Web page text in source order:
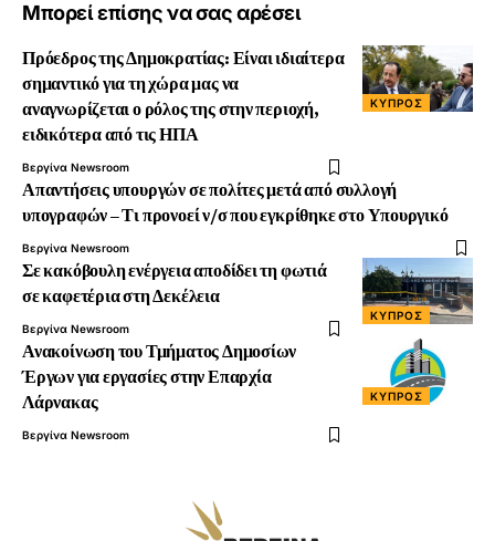
Μπορεί επίσης να σας αρέσει
ΚΎΠΡΟΣ
Πρόεδρος της Δημοκρατίας: Είναι ιδιαίτερα
σημαντικό για τη χώρα μας να
αναγνωρίζεται ο ρόλος της στην περιοχή,
ειδικότερα από τις ΗΠΑ
Βεργίνα Newsroom
Απαντήσεις υπουργών σε πολίτες μετά από συλλογή
υπογραφών – Τι προνοεί ν/σ που εγκρίθηκε στο Υπουργικό
Βεργίνα Newsroom
ΚΎΠΡΟΣ
Σε κακόβουλη ενέργεια αποδίδει τη φωτιά
σε καφετέρια στη Δεκέλεια
Βεργίνα Newsroom
ΚΎΠΡΟΣ
Ανακοίνωση του Τμήματος Δημοσίων
Έργων για εργασίες στην Επαρχία
Λάρνακας
Βεργίνα Newsroom